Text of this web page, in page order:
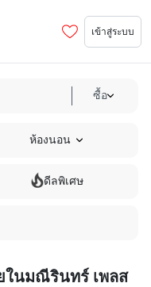
เข้าสู่ระบบ
ซื้อ
ห้องนอน
ดีลพิเศษ
ในมณีรินทร์ เพลส